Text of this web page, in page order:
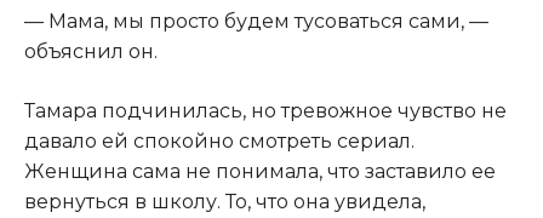
— Мама, мы просто будем тусоваться сами, —
объяснил он.
Тамара подчинилась, но тревожное чувство не
давало ей спокойно смотреть сериал.
Женщина сама не понимала, что заставило ее
вернуться в школу. То, что она увидела,